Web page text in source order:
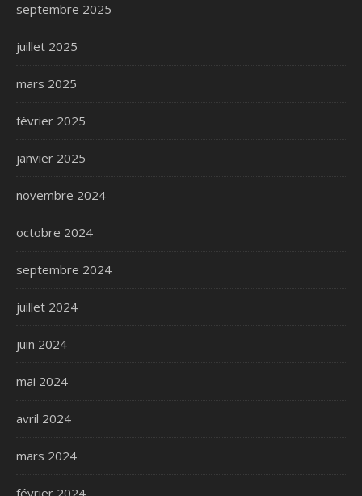
septembre 2025
juillet 2025
mars 2025
février 2025
janvier 2025
novembre 2024
octobre 2024
septembre 2024
juillet 2024
juin 2024
mai 2024
avril 2024
mars 2024
février 2024